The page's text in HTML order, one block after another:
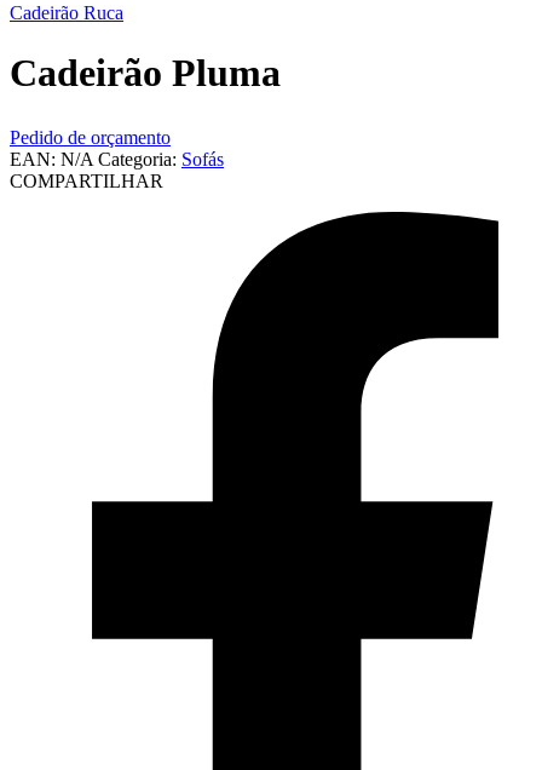
Cadeirão Ruca
Cadeirão Pluma
Pedido de orçamento
EAN: N/A Categoria: Sofás
COMPARTILHAR